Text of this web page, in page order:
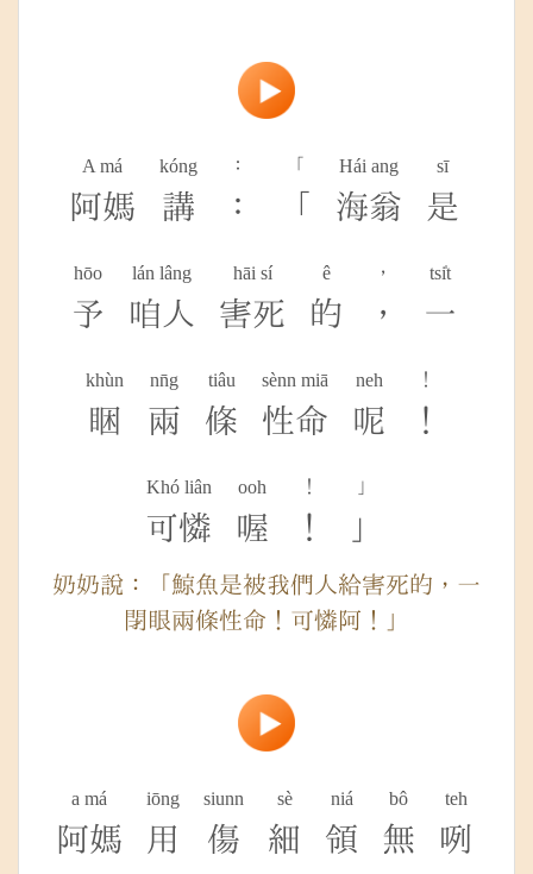
A má
阿媽
kóng
講
：
：
「 Hái ang
海翁
sī
是
hōo
予
lán lâng
咱人
hāi sí
害死
ê
的
，
，
tsi̍t
一
khùn
睏
nn̄g
兩
tiâu
條
sènn miā
性命
neh
呢
！
！
Khó liân
可憐
ooh
喔
！
！
」
」
奶奶說：「鯨魚是被我們人給害死的，一
閉眼兩條性命！可憐阿！」
a má
阿媽
iōng
用
siunn
傷
sè
細
niá
領
bô
無
teh
咧